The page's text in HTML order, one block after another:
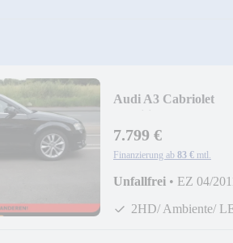
Audi A3 Cabriolet
7.799 €
Finanzierung ab 83 € mtl.
Unfallfrei • EZ 04/
2HD/ Ambiente/